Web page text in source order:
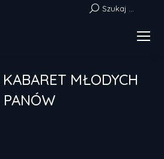
Szukaj:Szukaj ...
MŁODYCH
PANÓW